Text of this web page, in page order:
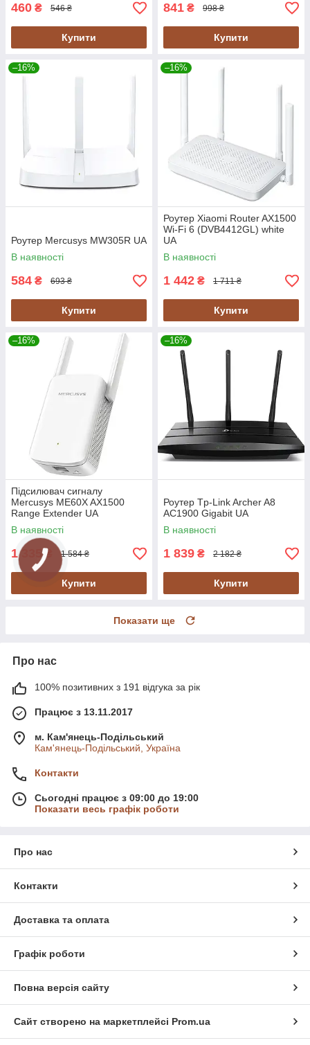
460 ₴ 546 ₴
Купити
841 ₴ 998 ₴
Купити
–16%
Роутер Mercusys MW305R UA
В наявності
584 ₴ 693 ₴
Купити
–16%
Роутер Xiaomi Router AX1500
Wi-Fi 6 (DVB4412GL) white
UA
В наявності
1 442 ₴ 1 711 ₴
Купити
–16%
Підсилювач сигналу
Mercusys ME60X AX1500
Range Extender UA
В наявності
1 335₴ 1 584 ₴
Купити
–16%
Роутер Tp-Link Archer A8
AC1900 Gigabit UA
В наявності
1 839 ₴ 2 182 ₴
Купити
Показати ще
Про нас
100% позитивних з 191 відгука за рік
Працює з 13.11.2017
м. Кам'янець-Подільський
Кам'янець-Подільський, Україна
Контакти
Сьогодні працює з 09:00 до 19:00
Показати весь графік роботи
Про нас
Контакти
Доставка та оплата
Графік роботи
Повна версія сайту
Сайт створено на маркетплейсі Prom.ua